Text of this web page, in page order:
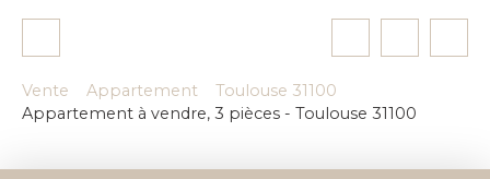
Vente Appartement
Toulouse 31100
Appartement à vendre, 3 pièces - Toulouse 31100